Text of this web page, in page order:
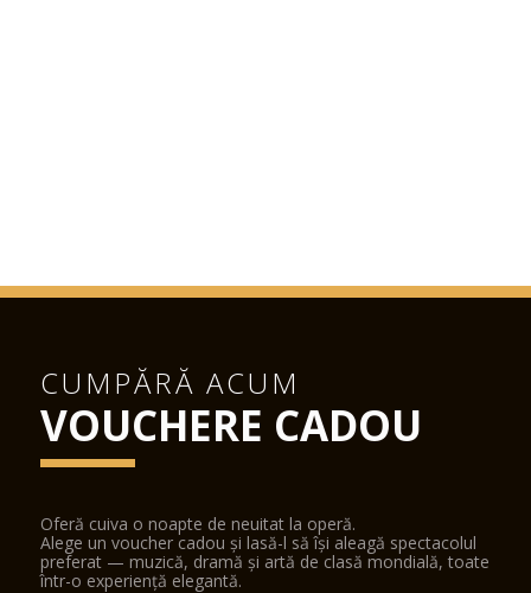
CUMPĂRĂ ACUM
VOUCHERE CADOU
Oferă cuiva o noapte de neuitat la operă.
Alege un voucher cadou și lasă-l să își aleagă spectacolul
preferat — muzică, dramă și artă de clasă mondială, toate
într-o experiență elegantă.